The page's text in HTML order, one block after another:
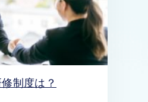
制度は？